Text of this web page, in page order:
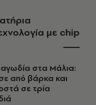
με chip
στα Μάλια:
από βάρκα και
σε τρία